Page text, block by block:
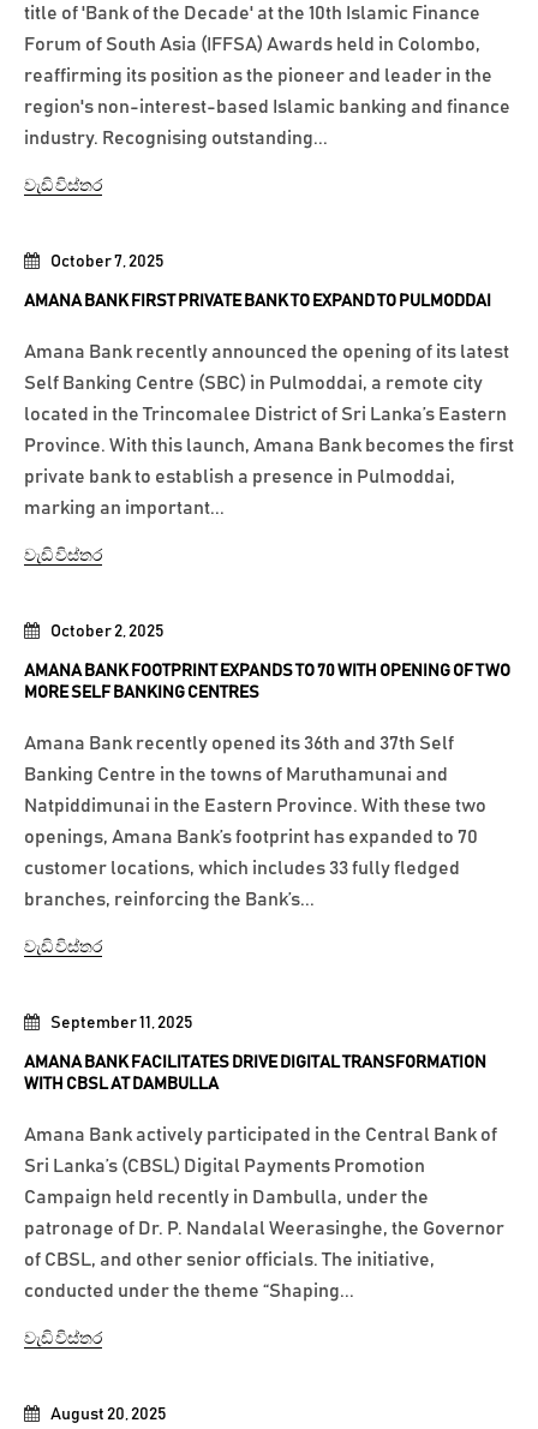
August 20, 2025
September 11, 2025
AMANA BANK FACILITATES DRIVE DIGITAL TRANSFORMATION
WITH CBSL AT DAMBULLA
Amana Bank actively participated in the Central Bank of
Sri Lanka’s (CBSL) Digital Payments Promotion
Campaign held recently in Dambulla, under the
patronage of Dr. P. Nandalal Weerasinghe, the Governor
of CBSL, and other senior officials. The initiative,
conducted under the theme “Shaping...
වැඩි විස්තර
October 2, 2025
AMANA BANK FOOTPRINT EXPANDS TO 70 WITH OPENING OF TWO
MORE SELF BANKING CENTRES
Amana Bank recently opened its 36th and 37th Self
Banking Centre in the towns of Maruthamunai and
Natpiddimunai in the Eastern Province. With these two
openings, Amana Bank’s footprint has expanded to 70
customer locations, which includes 33 fully fledged
branches, reinforcing the Bank’s...
වැඩි විස්තර
October 7, 2025
AMANA BANK FIRST PRIVATE BANK TO EXPAND TO PULMODDAI
Amana Bank recently announced the opening of its latest
Self Banking Centre (SBC) in Pulmoddai, a remote city
located in the Trincomalee District of Sri Lanka’s Eastern
Province. With this launch, Amana Bank becomes the first
private bank to establish a presence in Pulmoddai,
marking an important...
වැඩි විස්තර
title of 'Bank of the Decade' at the 10th Islamic Finance
Forum of South Asia (IFFSA) Awards held in Colombo,
reaffirming its position as the pioneer and leader in the
region's non-interest-based Islamic banking and finance
industry. Recognising outstanding...
වැඩි විස්තර